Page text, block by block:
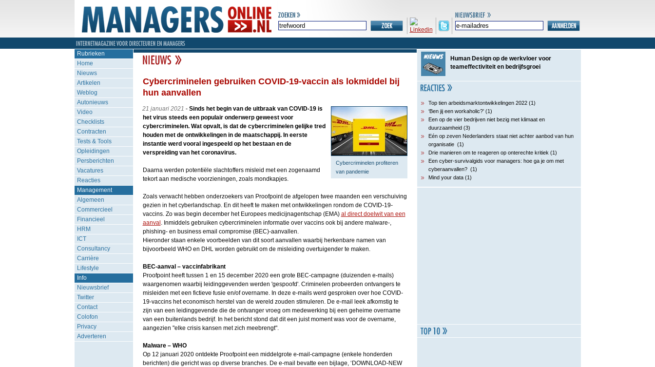
Rubrieken
Home
Nieuws
Artikelen
Weblog
Autonieuws
Video
Checklists
Contracten
Tests & Tools
Opleidingen
Persberichten
Vacatures
Reacties
Management
Algemeen
Commercieel
Financieel
HRM
ICT
Consultancy
Carrière
Lifestyle
Info
Nieuwsbrief
Twitter
Contact
Colofon
Privacy
Adverteren
Cybercriminelen gebruiken COVID-19-vaccin als lokmiddel bij
hun aanvallen
Cybercriminelen profiteren
van pandemie
21 januari 2021 - Sinds het begin van de uitbraak van COVID-19 is
het virus steeds een populair onderwerp geweest voor
cybercriminelen. Wat opvalt, is dat de cybercriminelen gelijke tred
houden met de ontwikkelingen in de maatschappij. In eerste
instantie werd vooral ingespeeld op het bestaan en de
verspreiding van het coronavirus.
Daarna werden potentiële slachtoffers misleid met een zogenaamd
tekort aan medische voorzieningen, zoals mondkapjes.
Zoals verwacht hebben onderzoekers van Proofpoint de afgelopen twee maanden een verschuiving
gezien in het cyberlandschap. En dit heeft te maken met ontwikkelingen rondom de COVID-19-
vaccins. Zo was begin december het Europees medicijnagentschap (EMA) al direct doelwit van een
aanval . Inmiddels gebruiken cybercriminelen informatie over vaccins ook bij andere malware-,
phishing- en business email compromise (BEC)-aanvallen.
Hieronder staan enkele voorbeelden van dit soort aanvallen waarbij herkenbare namen van
bijvoorbeeld WHO en DHL worden gebruikt om de misleiding overtuigender te maken.
BEC-aanval – vaccinfabrikant
Proofpoint heeft tussen 1 en 15 december 2020 een grote BEC-campagne (duizenden e-mails)
waargenomen waarbij leidinggevenden werden 'gespoofd'. Criminelen probeerden ontvangers te
misleiden met een fictieve fusie en/of overname. In deze e-mails werd gesproken over hoe COVID-
19-vaccins het economisch herstel van de wereld zouden stimuleren. De e-mail leek afkomstig te
zijn van een leidinggevende die de ontvanger vroeg om medewerking bij een geheime overname
van een buitenlands bedrijf. In het bericht stond dat dit een juist moment was voor de overname,
aangezien "elke crisis kansen met zich meebrengt".
Malware – WHO
Op 12 januari 2020 ontdekte Proofpoint een middelgrote e-mail-campagne (enkele honderden
berichten) die gericht was op diverse branches. De e-mail bevatte een bijlage, ‘DOWNLOAD-NEW
Human Design op de werkvloer voor
teameffectiviteit en bedrijfsgroei
Top tien arbeidsmarktontwikkelingen 2022 (1)
‘Ben jij een workaholic?’ (1)
Een op de vier bedrijven niet bezig met klimaat en
duurzaamheid (3)
Eén op zeven Nederlanders staat niet achter aanbod van hun
organisatie (1)
Drie manieren om te reageren op onterechte kritiek (1)
Een cyber-survivalgids voor managers: hoe ga je om met
cyberaanvallen? (1)
Mind your data (1)